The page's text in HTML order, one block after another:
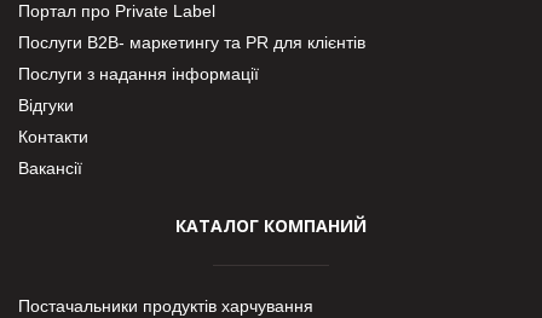
Портал про Private Label
Послуги В2В- маркетингу та PR для клієнтів
Послуги з надання інформації
Відгуки
Контакти
Вакансії
КАТАЛОГ КОМПАНИЙ
Постачальники продуктів харчування